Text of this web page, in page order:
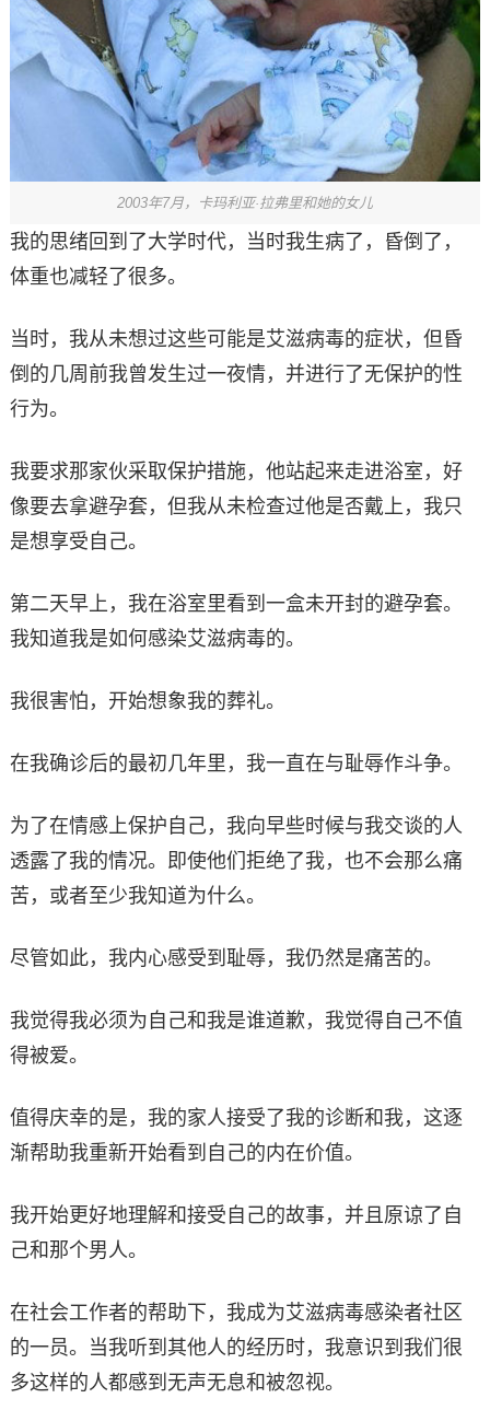
2003年7月，卡玛利亚·拉弗里和她的女儿
我的思绪回到了大学时代，当时我生病了，昏倒了，
体重也减轻了很多。
当时，我从未想过这些可能是艾滋病毒的症状，但昏
倒的几周前我曾发生过一夜情，并进行了无保护的性
行为。
我要求那家伙采取保护措施，他站起来走进浴室，好
像要去拿避孕套，但我从未检查过他是否戴上，我只
是想享受自己。
第二天早上，我在浴室里看到一盒未开封的避孕套。
我知道我是如何感染艾滋病毒的。
我很害怕，开始想象我的葬礼。
在我确诊后的最初几年里，我一直在与耻辱作斗争。
为了在情感上保护自己，我向早些时候与我交谈的人
透露了我的情况。即使他们拒绝了我，也不会那么痛
苦，或者至少我知道为什么。
尽管如此，我内心感受到耻辱，我仍然是痛苦的。
我觉得我必须为自己和我是谁道歉，我觉得自己不值
得被爱。
值得庆幸的是，我的家人接受了我的诊断和我，这逐
渐帮助我重新开始看到自己的内在价值。
我开始更好地理解和接受自己的故事，并且原谅了自
己和那个男人。
在社会工作者的帮助下，我成为艾滋病毒感染者社区
的一员。当我听到其他人的经历时，我意识到我们很
多这样的人都感到无声无息和被忽视。